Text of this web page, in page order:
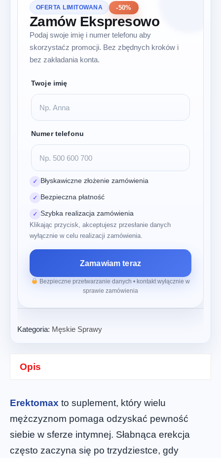
OFERTA LIMITOWANA -50%
Zamów Ekspresowo
Podaj swoje imię i numer telefonu aby
skorzystaćz promocji. Bez zbędnych kroków i
bez zakładania konta.
Twoje imię
Numer telefonu
✓ Błyskawiczne złożenie zamówienia
✓ Bezpieczna płatność
✓ Szybka realizacja zamówienia
Klikając przycisk, akceptujesz przesłanie danych
wyłącznie w celu realizacji zamówienia.
Zamawiam teraz
Bezpieczne przetwarzanie danych • kontakt wyłącznie w
sprawie zamówienia
Kategoria: Męskie Sprawy
Opis
Erektomax to suplement, który wielu
mężczyznom pomaga odzyskać pewność
siebie w sferze intymnej. Słabnąca erekcja
często zaczyna się po trzydziestce, gdy